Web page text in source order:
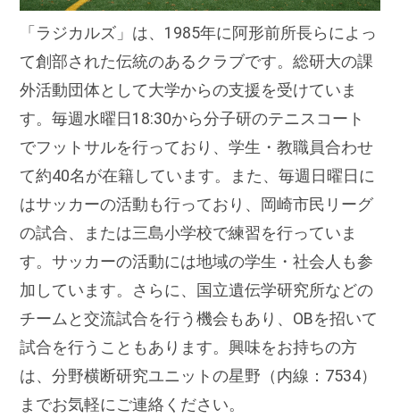
「ラジカルズ」は、1985年に阿形前所長らによっ
て創部された伝統のあるクラブです。総研大の課
外活動団体として大学からの支援を受けていま
す。毎週水曜日18:30から分子研のテニスコート
でフットサルを行っており、学生・教職員合わせ
て約40名が在籍しています。また、毎週日曜日に
はサッカーの活動も行っており、岡崎市民リーグ
の試合、または三島小学校で練習を行っていま
す。サッカーの活動には地域の学生・社会人も参
加しています。さらに、国立遺伝学研究所などの
チームと交流試合を行う機会もあり、OBを招いて
試合を行うこともあります。興味をお持ちの方
は、分野横断研究ユニットの星野（内線：7534）
までお気軽にご連絡ください。